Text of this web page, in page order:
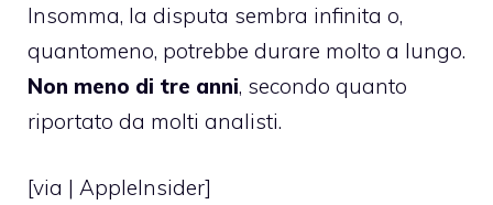
Insomma, la disputa sembra infinita o,
quantomeno, potrebbe durare molto a lungo.
Non meno di tre anni, secondo quanto
riportato da molti analisti.
[via | AppleInsider]